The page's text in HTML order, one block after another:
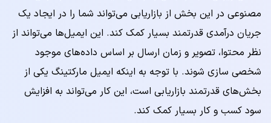
مصنوعی در این بخش از بازاریابی می‌تواند شما را در ایجاد یک
جریان درآمدی قدرتمند بسیار کمک کند. این ایمیل‌ها می‌تواند از
نظر محتوا، تصویر و زمان ارسال بر اساس داده‌های موجود
شخصی سازی شوند. با توجه به اینکه ایمیل مارکتینگ یکی از
بخش‌های قدرتمند بازاریابی است، این کار می‌تواند به افزایش
سود کسب و کار بسیار کمک کند.